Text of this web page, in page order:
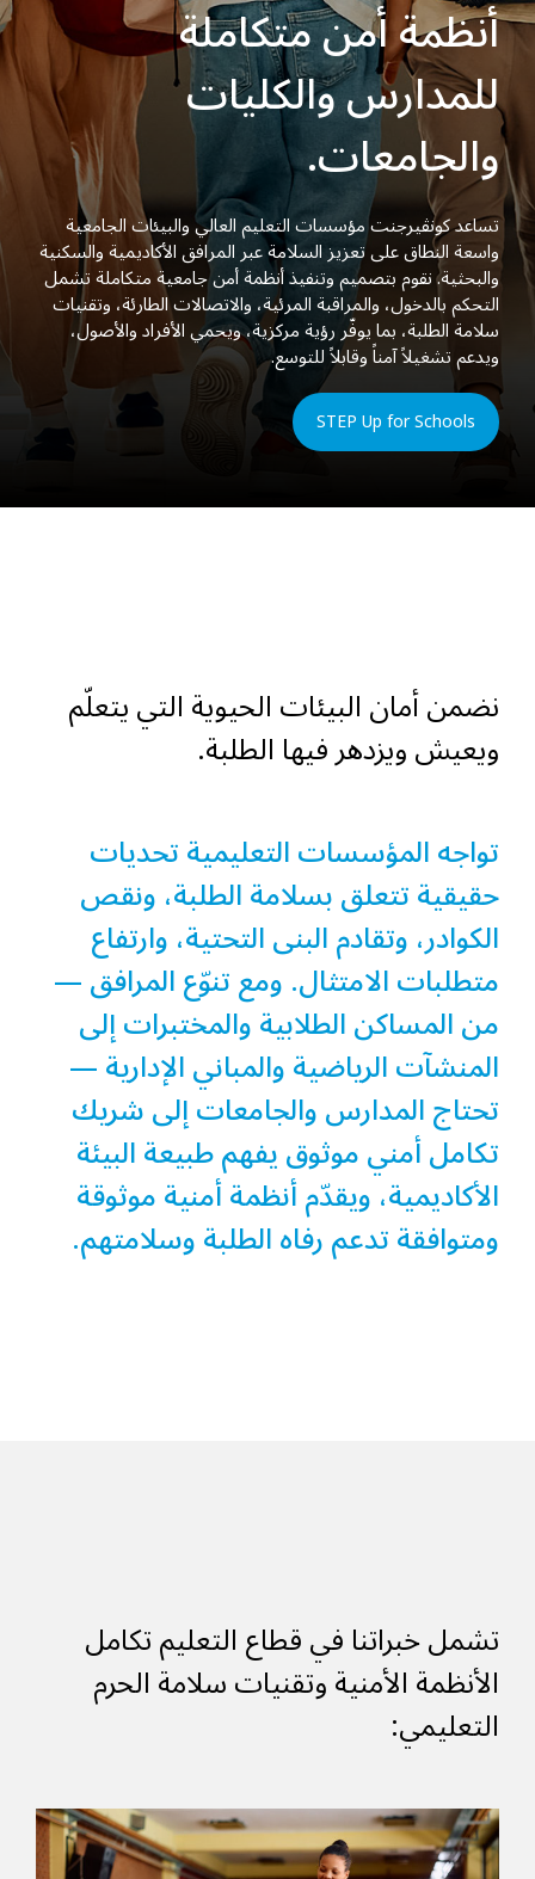
أنظمة أمن متكاملة
للمدارس والكليات
والجامعات.
تساعد كونڤيرجنت مؤسسات التعليم العالي والبيئات الجامعية
واسعة النطاق على تعزيز السلامة عبر المرافق الأكاديمية والسكنية
والبحثية. نقوم بتصميم وتنفيذ أنظمة أمن جامعية متكاملة تشمل
التحكم بالدخول، والمراقبة المرئية، والاتصالات الطارئة، وتقنيات
سلامة الطلبة، بما يوفّر رؤية مركزية، ويحمي الأفراد والأصول،
ويدعم تشغيلاً آمناً وقابلاً للتوسع.
STEP Up for Schools
نضمن أمان البيئات الحيوية التي يتعلّم
ويعيش ويزدهر فيها الطلبة.
تواجه المؤسسات التعليمية تحديات
حقيقية تتعلق بسلامة الطلبة، ونقص
الكوادر، وتقادم البنى التحتية، وارتفاع
متطلبات الامتثال. ومع تنوّع المرافق —
من المساكن الطلابية والمختبرات إلى
المنشآت الرياضية والمباني الإدارية —
تحتاج المدارس والجامعات إلى شريك
تكامل أمني موثوق يفهم طبيعة البيئة
الأكاديمية، ويقدّم أنظمة أمنية موثوقة
ومتوافقة تدعم رفاه الطلبة وسلامتهم.
تشمل خبراتنا في قطاع التعليم تكامل
الأنظمة الأمنية وتقنيات سلامة الحرم
التعليمي: